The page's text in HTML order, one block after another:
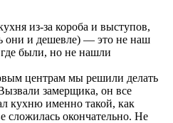
из-за короба и выступов,
они и дешевле) — это не наш
были, но не нашли
центрам мы решили делать
замерщика, он все
кухню именно такой, как
сложилась окончательно. Не